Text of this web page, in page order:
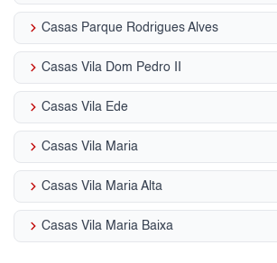
keyboard_arrow_right Casas Parque Rodrigues Alves
keyboard_arrow_right Casas Vila Dom Pedro II
keyboard_arrow_right Casas Vila Ede
keyboard_arrow_right Casas Vila Maria
keyboard_arrow_right Casas Vila Maria Alta
keyboard_arrow_right Casas Vila Maria Baixa